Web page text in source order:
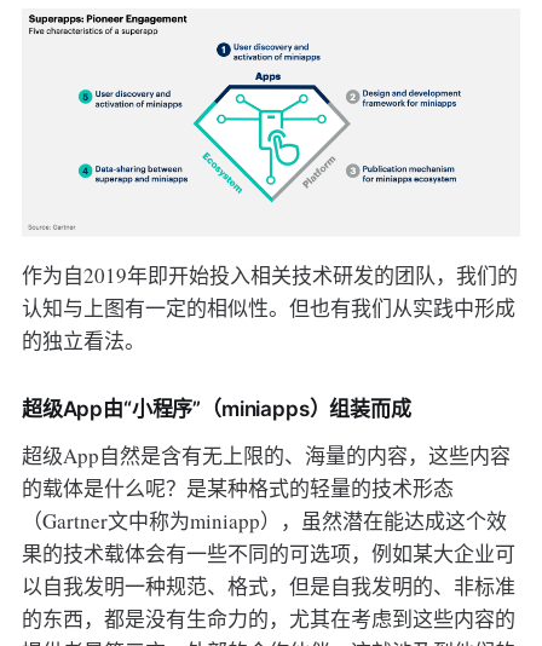
作为自2019年即开始投入相关技术研发的团队，我们的
认知与上图有一定的相似性。但也有我们从实践中形成
的独立看法。
超级App由“小程序”（miniapps）组装而成
超级App自然是含有无上限的、海量的内容，这些内容
的载体是什么呢？是某种格式的轻量的技术形态
（Gartner文中称为miniapp），虽然潜在能达成这个效
果的技术载体会有一些不同的可选项，例如某大企业可
以自我发明一种规范、格式，但是自我发明的、非标准
的东西，都是没有生命力的，尤其在考虑到这些内容的